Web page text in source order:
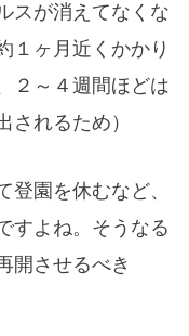
スが消えてなくな
１ヶ月近くかかり
２～４週間ほどは
されるため）
登園を休むなど、
すよね。そうなる
開させるべき